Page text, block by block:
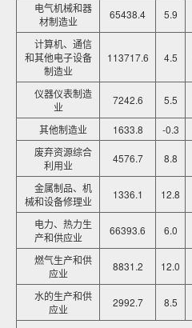
电气机械和器
材制造业
65438.4 5.9
计算机、通信
和其他电子设备
制造业
113717.6 4.5
仪器仪表制造
业
7242.6 5.5
其他制造业 1633.8 -0.3
废弃资源综合
利用业
4576.7 8.8
金属制品、机
械和设备修理业
1336.1 12.8
电力、热力生
产和供应业
66393.6 6.0
燃气生产和供
应业
8831.2 12.0
水的生产和供
应业
2992.7 8.5